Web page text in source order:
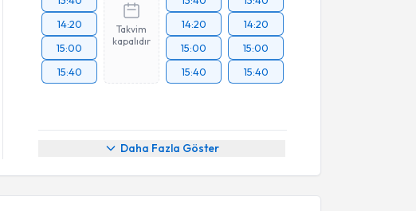
14:20
15:00
15:40
Takvim
kapalıdır
14:20
15:00
15:40
14:20
15:00
15:40
Daha Fazla Göster